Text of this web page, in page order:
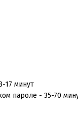
17 минут
пароле - 35-70